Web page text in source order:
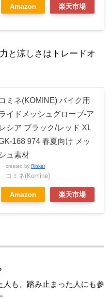
Amazon 楽天市場
と涼しさはトレードオ
コミネ(KOMINE) バイク用
イドメッシュグローブ-ア
レシア ブラック/レッド XL
168 974 春夏向け メッ
シュ素材
created by Rinker
コミネ(Komine)
Amazon 楽天市場
も、踏み止まった人にも参